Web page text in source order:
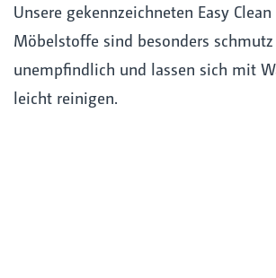
Unsere gekennzeichneten Easy Clean
Möbelstoffe sind besonders schmutz
unempfindlich und lassen sich mit
leicht reinigen.